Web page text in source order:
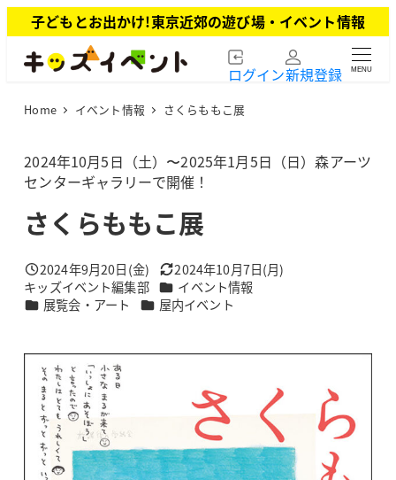
イ
子どもとお出かけ!東京近郊の遊び場・イベント情報
ログイン新規登録 MENU
Home イベント情報 さくらももこ展
2024年10月5日（土）〜2025年1月5日（日）森アーツ
センターギャラリーで開催！
さくらももこ展
投稿日
2024年9月20日(金) 更新日
2024年10月7日(月)
著
者
キッズイベント編集部 カテゴリー
イベント情報
カテゴリー
展覧会・アート カテゴリー
屋内イベント